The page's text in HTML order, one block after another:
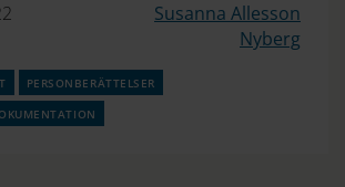
Susanna Allesson
Nyberg
personberättelser